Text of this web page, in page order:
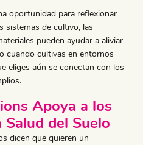
oportunidad para reflexionar
sistemas de cultivo, las
pueden ayudar a aliviar
cuando cultivas en entornos
eliges aún se conectan con los
Apoya a los
del Suelo
dicen que quieren un